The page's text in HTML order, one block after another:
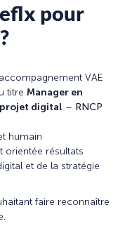
pour
VAE
titre Manager en
digital – RNCP
humain
orientée résultats
et de la stratégie
faire reconnaître